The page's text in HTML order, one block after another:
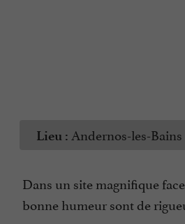
Lieu : Andernos-les-Bains
Dans un site magnifique
bonne humeur sont de